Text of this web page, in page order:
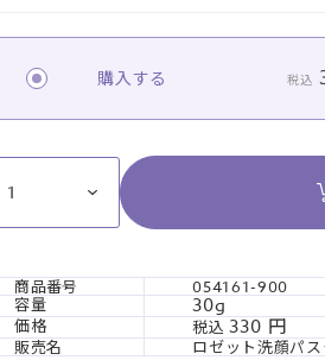
購入する 税込
商品番号
054161-900
容量
30g
価格 税込 330
販売名 ロゼット洗顔パ